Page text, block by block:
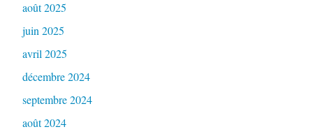
août 2025
juin 2025
avril 2025
décembre 2024
septembre 2024
août 2024